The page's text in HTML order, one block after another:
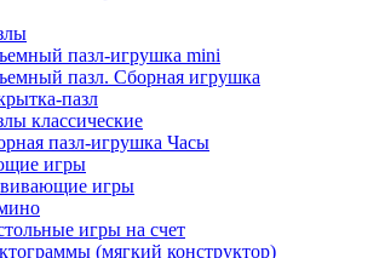
пазл-игрушка mini
пазл. Сборная игрушка
пазл
классические
пазл-игрушка Часы
игры
игры
игры на счет
(мягкий конструктор)